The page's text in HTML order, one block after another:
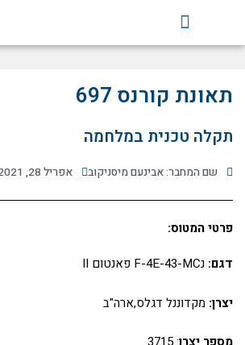
תאונת קורנס 697
תקלה טכנית במלחמה
שם המחבר: אבינעם מיסניקוב אפריל 28, 2021
פרטי המטוס:
דגם: נF-4E-43-MC פאנטום II
יצרן: מקדוננל דגלס,ארה"ב